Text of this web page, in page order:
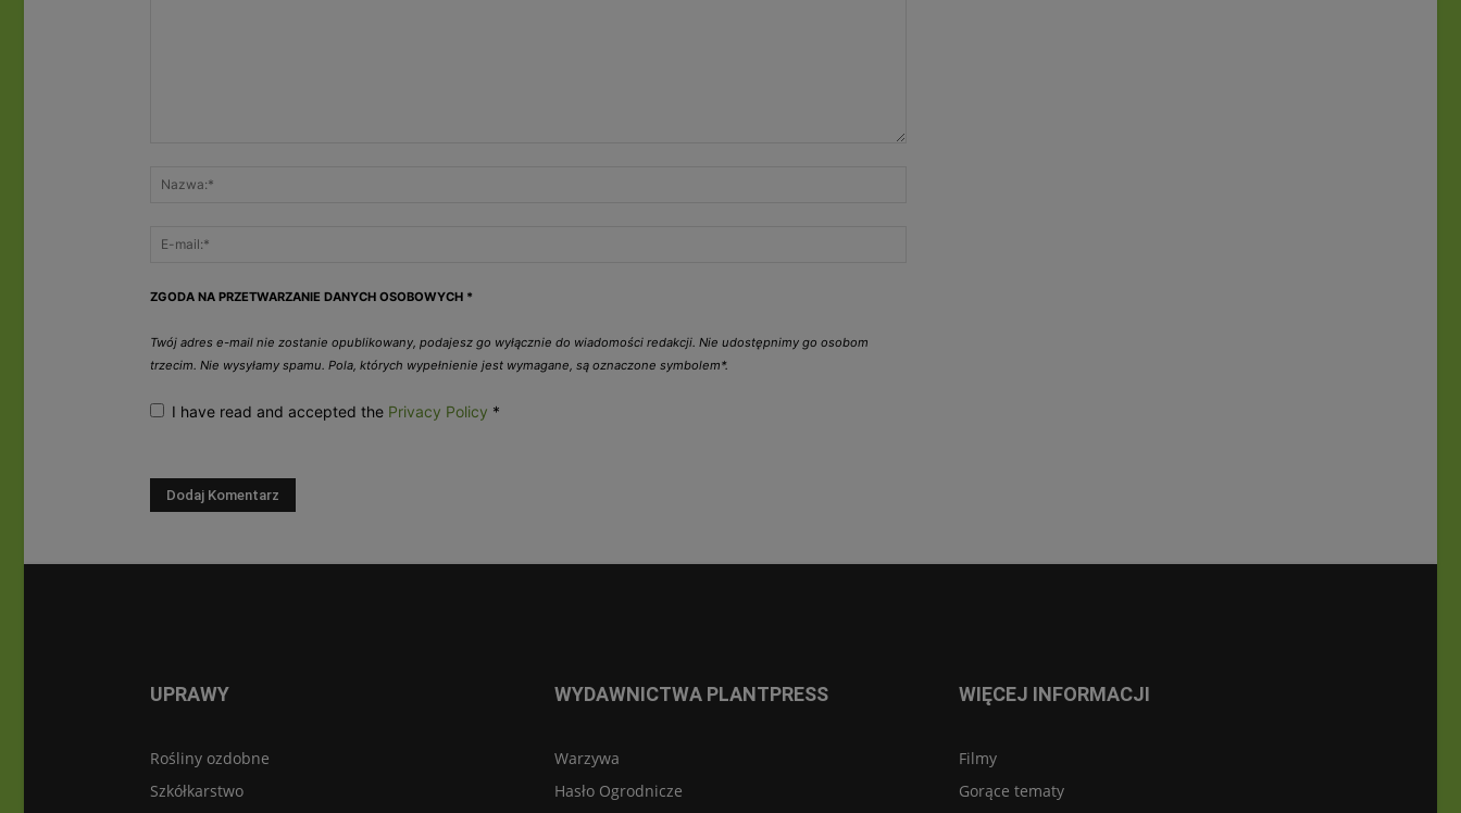
ZGODA NA PRZETWARZANIE DANYCH OSOBOWYCH *
Twój adres e-mail nie zostanie opublikowany, podajesz go wyłącznie do wiadomości redakcji. Nie udostępnimy go osobom
trzecim. Nie wysyłamy spamu. Pola, których wypełnienie jest wymagane, są oznaczone symbolem*.
I have read and accepted the Privacy Policy *
UPRAWY
Rośliny ozdobne
Szkółkarstwo
WYDAWNICTWA PLANTPRESS
Warzywa
Hasło Ogrodnicze
WIĘCEJ INFORMACJI
Filmy
Gorące tematy